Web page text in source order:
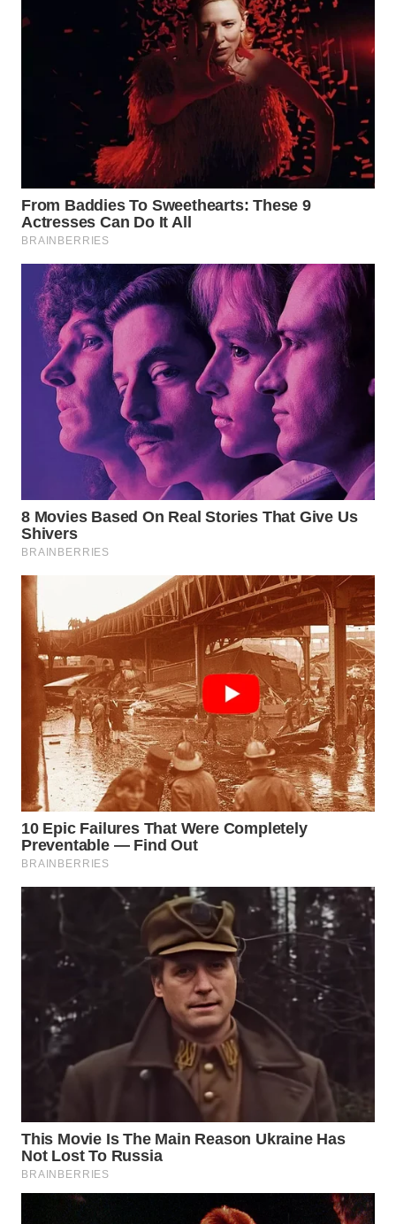
WN
CIANJUR
KEPULAUAN
SERIBU
WN
WN
BINJAI
WN
CIREBON
WN
INDRAMAYU
WN
KUNINGAN
MAJALENGKA
WN
SUBANG
WN
SUKABUMI
WN
PURWAKARTA
WN
PRIANGAN
TIMUR
WN
SEMARANG
WN
BOROBUDUR
MADURA
WN
SURABAYA